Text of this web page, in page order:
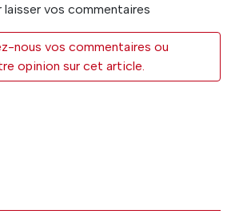
laisser vos commentaires
nous vos commentaires ou
opinion sur cet article.